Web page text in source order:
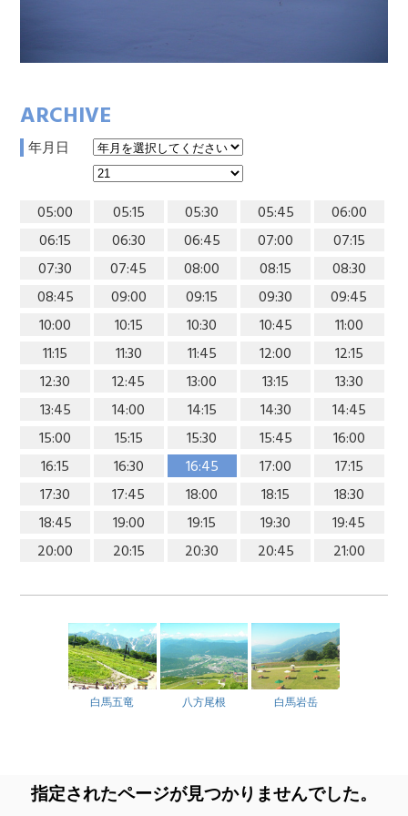
ARCHIVE
年月日
05:00 05:15 05:30 05:45
06:00
06:15
06:30 06:45 07:00
07:15
07:30
07:45 08:00 08:15
08:30
08:45
09:00 09:15 09:30
09:45
10:00
10:15 10:30 10:45
11:00
11:15
11:30 11:45 12:00
12:15
12:30
12:45 13:00 13:15
13:30
13:45
14:00 14:15 14:30
14:45
15:00
15:15 15:30 15:45
16:00
16:15
16:30 16:45 17:00
17:15
17:30
17:45 18:00 18:15
18:30
18:45
19:00 19:15 19:30
19:45
20:00
20:15 20:30 20:45 21:00
白馬五竜 八方尾根 白馬岩岳